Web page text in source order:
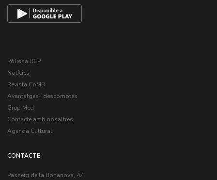
Pòlissa RCP
Notícies
Revista CoMB
Avantatges i descomptes
Grup Med
Contacte amb nosaltres
Agenda Cultural
CONTACTE
Passeig de la Bonanova, 47